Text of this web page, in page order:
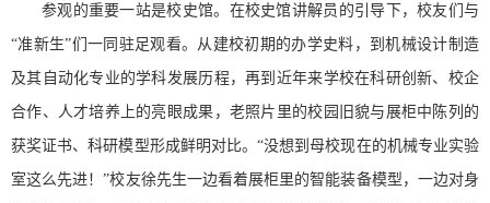
参观的重要一站是校史馆。在校史馆讲解员的引导下，校友们与
“准新生”们一同驻足观看。从建校初期的办学史料，到机械设计制造
及其自动化专业的学科发展历程，再到近年来学校在科研创新、校企
合作、人才培养上的亮眼成果，老照片里的校园旧貌与展柜中陈列的
获奖证书、科研模型形成鲜明对比。“没想到母校现在的机械专业实验
室这么先进！”校友徐先生一边看着展柜里的智能装备模型，一边对身